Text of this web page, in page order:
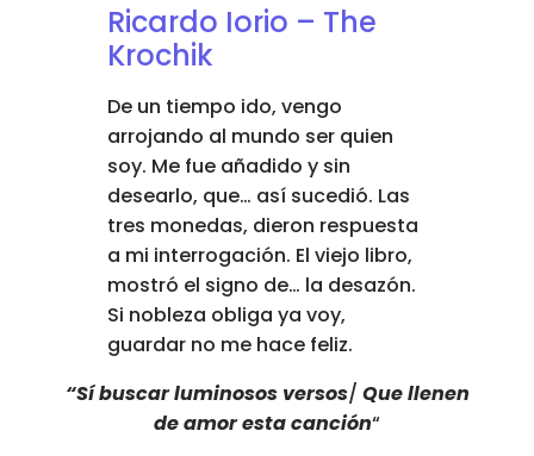
Ricardo Iorio – The
Krochik
De un tiempo ido, vengo
arrojando al mundo ser quien
soy. Me fue añadido y sin
desearlo, que… así sucedió. Las
tres monedas, dieron respuesta
a mi interrogación. El viejo libro,
mostró el signo de… la desazón.
Si nobleza obliga ya voy,
guardar no me hace feliz.
“Sí buscar luminosos versos/ Que llenen
de amor esta canción“